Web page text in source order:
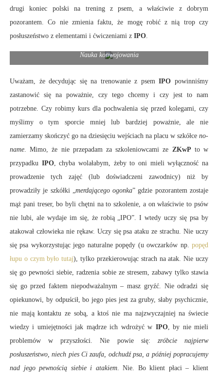
drugi koniec polski na trening z psem, a właściwie z dobrym
pozorantem. Co nie zmienia faktu, że mogę robić z nią trop czy
posłuszeństwo z elementami i ćwiczeniami z IPO
Nauka konwojowania
Uważam, że decydując się na trenowanie z psemIPO powinniśmy
zastanowić się na poważnie, czy tego chcemy i czy jest to nam
potrzebne. Czy robimy kurs dla pochwalenia się przed kolegami, czy
myślimy o tym sporcie mniej lub bardziej poważnie, ale nie
zamierzamy skończyć go na dziesięciu wejściach na placu w szkółce no-
name . Mimo, że nie przepadam za szkoleniowcami ze ZKwP to w
przypadku IPO, chyba wolałabym, żeby to oni mieli wyłączność na
prowadzenie tych zajęć (lub doświadczeni zawodnicy) niż by
prowadziły je szkółki „ merdającego ogonka” gdzie pozorantem zostaje
mąż pani treser, bo byli chętni na to szkolenie, a on właściwie to psów
nie lubi, ale wydaje im się, że robią „IPO”. I wtedy uczy się psa by
atakował człowieka nie rękaw. Uczy się psa ataku ze strachu. Nie uczy
się psa wykorzystując jego naturalne popędy (u owczarków np. popęd
łupu o czym było tutaj), tylko przekierowując strach na atak. Nie uczy
się go pewności siebie, radzenia sobie ze stresem, zabawy tylko stawia
się go przed faktem niepodważalnym – masz gryźć. Nie odradzi się
opiekunowi, by odpuścił, bo jego pies jest za gruby, słaby psychicznie,
nie mają kontaktu ze sobą, a ktoś nie ma najzwyczajniej na świecie
wiedzy i umiejętności jak mądrze ich wdrożyć w IPO, by nie mieli
problemów w przyszłości. Nie powie się: zróbcie najpierw
posłuszeństwo, niech pies Ci zaufa, odchudź psa, a później popracujemy
nad jego pewnością siebie i atakiem. Nie. Bo klient płaci – klient